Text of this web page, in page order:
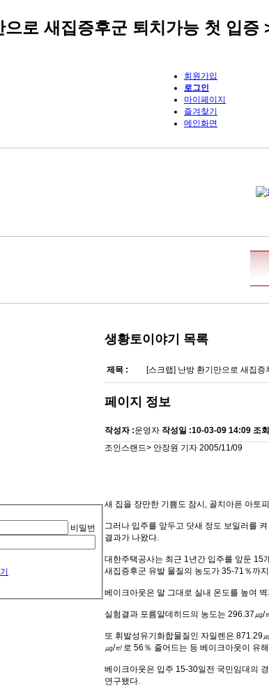
로 새집증후군 퇴치가능 첫 입증
회원가입
로그인
마이페이지
즐겨찾기
메인화면
비밀번
생황토이야기 목록
제목 : [스크랩] 난방 환기만으로 새집증
페이지 정보
작성자 :운영자 작성일 :10-03-09 14:09 조
조인스랜드> 안장원 기자 2005/11/09
새 집을 장만한 기쁨도 잠시, 골치아픈 아토
그러나 입주를 앞두고 닷새 정도 보일러를
결과가 나왔다.
대한주택공사는 최근 1년간 입주를 앞둔 15
새집증후군 유발 물질의 농도가 35-71％까
베이크아웃은 말 그대로 실내 온도를 높여
실험결과 포름알데히드의 농도는 296.37㎍
또 휘발성유기화합물질인 자일렌은 871.29
㎍/㎥로 56％ 줄어드는 등 베이크아웃이 유
베이크아웃은 입주 15-30일전 국민임대의
연구됐다.